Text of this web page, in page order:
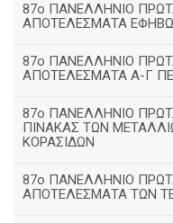
87ο ΠΑΝΕΛΛΗΝΙΟ
ΑΠΟΤΕΛΕΣΜΑΤΑ
87ο ΠΑΝΕΛΛΗΝΙΟ
ΑΠΟΤΕΛΕΣΜΑΤΑ Α-Γ
87ο ΠΑΝΕΛΛΗΝΙΟ
ΠΙΝΑΚΑΣ ΤΩΝ
ΚΟΡΑΣΙΔΩΝ
87ο ΠΑΝΕΛΛΗΝΙΟ
ΑΠΟΤΕΛΕΣΜΑΤΑ ΤΩΝ